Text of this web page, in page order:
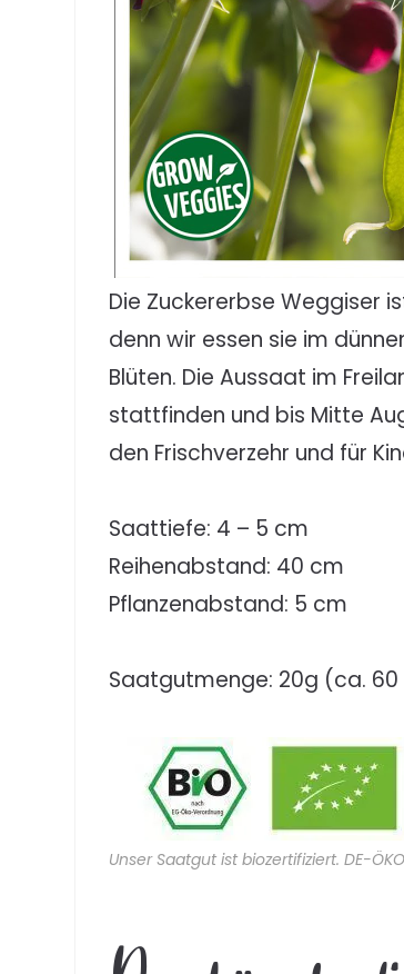
Die Zuckererbse Weggiser
denn wir essen sie im
Blüten. Die Aussaat im
stattfinden und bis Mitte
den Frischverzehr und für
Saattiefe: 4 – 5 cm
Reihenabstand: 40 cm
Pflanzenabstand: 5 cm
Saatgutmenge: 20g (ca. 60
Unser Saatgut ist biozertifiziert. DE-